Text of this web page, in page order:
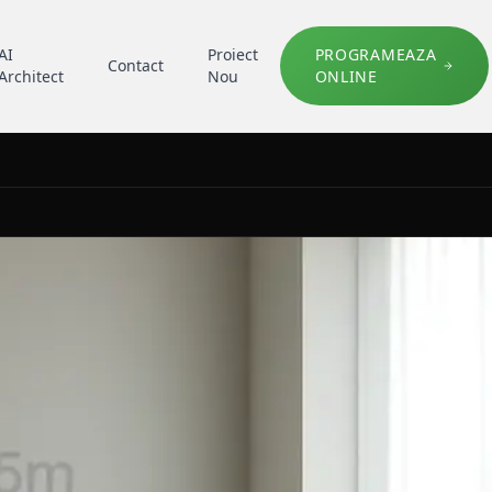
Contact
Proiect
Nou
PROGRAMEAZA
ONLINE